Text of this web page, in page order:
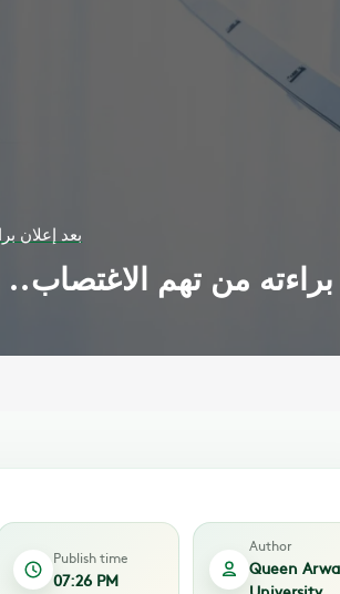
بعد إعلان
براءته من تهم
Publish time
07:26 PM
Author
Queen Arwa